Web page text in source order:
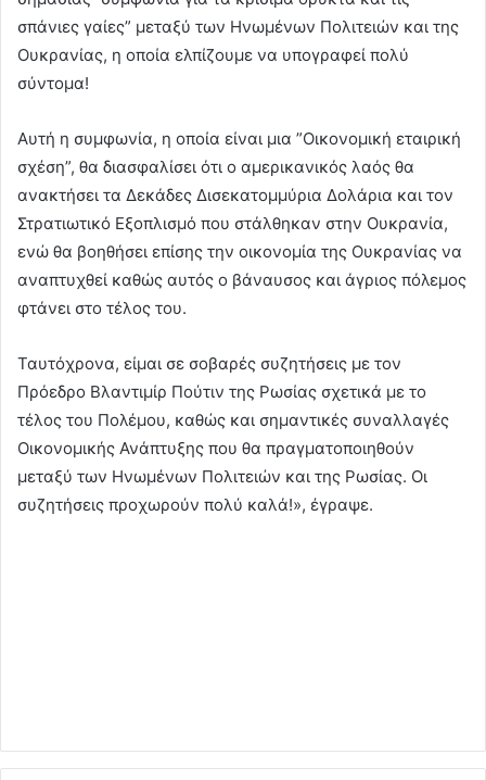
σπάνιες γαίες” μεταξύ των Ηνωμένων Πολιτειών και της
Ουκρανίας, η οποία ελπίζουμε να υπογραφεί πολύ
σύντομα!
Αυτή η συμφωνία, η οποία είναι μια ”Οικονομική εταιρική
σχέση”, θα διασφαλίσει ότι ο αμερικανικός λαός θα
ανακτήσει τα Δεκάδες Δισεκατομμύρια Δολάρια και τον
Στρατιωτικό Εξοπλισμό που στάλθηκαν στην Ουκρανία,
ενώ θα βοηθήσει επίσης την οικονομία της Ουκρανίας να
αναπτυχθεί καθώς αυτός ο βάναυσος και άγριος πόλεμος
φτάνει στο τέλος του.
Ταυτόχρονα, είμαι σε σοβαρές συζητήσεις με τον
Πρόεδρο Βλαντιμίρ Πούτιν της Ρωσίας σχετικά με το
τέλος του Πολέμου, καθώς και σημαντικές συναλλαγές
Οικονομικής Ανάπτυξης που θα πραγματοποιηθούν
μεταξύ των Ηνωμένων Πολιτειών και της Ρωσίας. Οι
συζητήσεις προχωρούν πολύ καλά!», έγραψε.